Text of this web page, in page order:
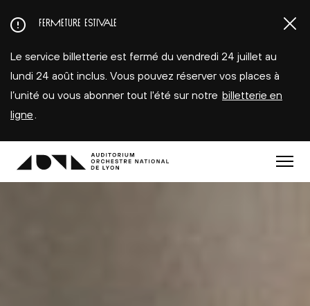
au
principal
FERMETURE ESTIVALE
Le service billetterie est fermé du vendredi 24 juillet au
lundi 24 août inclus. Vous pouvez réserver vos places à
l’unité ou vous abonner tout l'été sur notre billetterie en
ligne
Menu